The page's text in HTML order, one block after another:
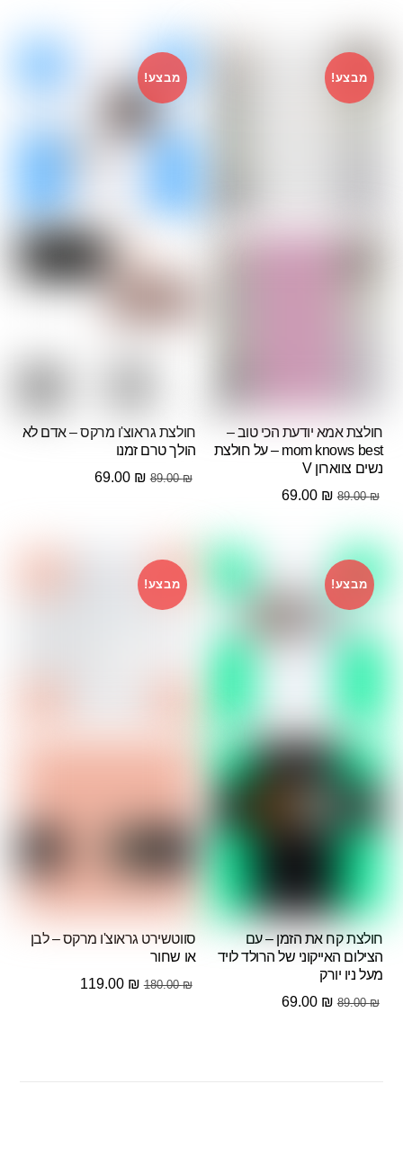
מבצע!
חולצת אמא יודעת הכי טוב –
mom knows best – על חולצת
נשים צווארון V
89.00₪
המחיר
89.00 ₪.
69.00 ₪
המחיר
מבצע!
חולצת גראוצ'ו מרקס – אדם לא
הולך טרם זמנו
89.00₪
המחיר
69.00 ₪
המחיר
מבצע!
חולצת קח את הזמן – עם
הצילום האייקוני של הרולד לויד
מעל ניו יורק
89.00₪
המחיר
69.00 ₪
המחיר
מבצע!
סווטשירט גראוצ'ו מרקס – לבן
או שחור
180.00₪
המחיר
119.00 ₪